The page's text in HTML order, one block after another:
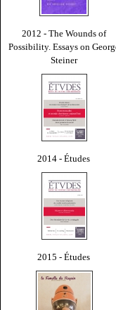
2012 - The Wounds of
Possibility. Essays on
Steiner
2014 - Études
2015 - Études